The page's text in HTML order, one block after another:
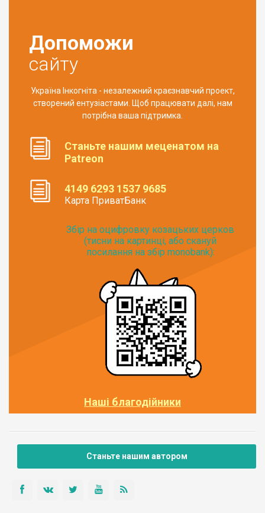
Допоможи
сайту
Україна Інкогніта - незалежний краєзнавчий проект,
створений ентузіастами. Щоб працювати далі, нам
потрібна ваша підтримка.
Станьте нашим меценатом на
Patreon
4149 6293 1537 9685
Карта ПриватБанк
Збір на оцифровку козацьких церков
(тисни на картинці, або скануй
посилання на збір monobank):
Наші благодійники
Станьте нашим автором